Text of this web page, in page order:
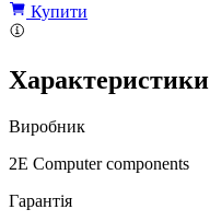
Купити
Характеристики
Виробник
2E Computer components
Гарантія